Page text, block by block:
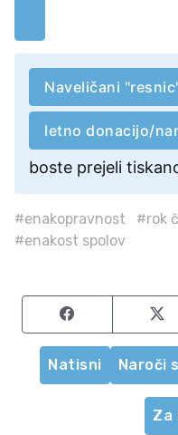
Naveličani
letno donacijo/
boste prejeli
#enakopravnost #rok
#enakost spolov
Share on
Natisni Naroči
Za